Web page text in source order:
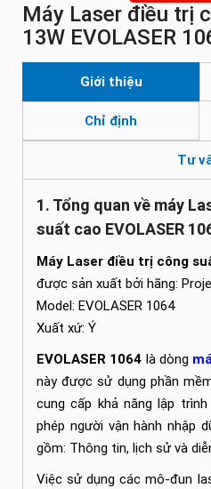
Máy Laser điều trị
13W EVOLASER
Giới thiệu
Chỉ định
Tư
1. Tổng quan về máy
suất cao EVOLASER
Máy Laser điều trị công
được sản xuất bởi hãng:
Model: EVOLASER 1064
Xuất xứ: Ý
EVOLASER 1064 là dòng
này được sử dụng phần
cung cấp khả năng lập
phép người vận hành nhập
gồm: Thông tin, lịch sử và
Việc sử dụng các mô-đun